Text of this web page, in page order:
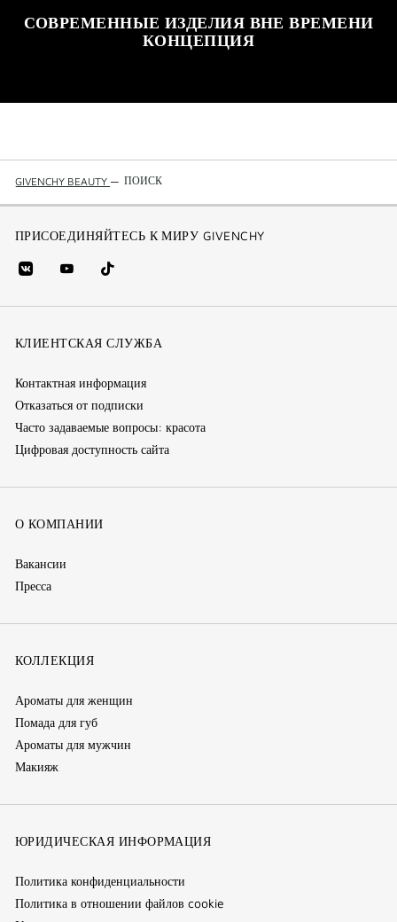
СОВРЕМЕННЫЕ ИЗДЕЛИЯ ВНЕ ВРЕМЕНИ
КОНЦЕПЦИЯ
GIVENCHY BEAUTY — ПОИСК
ПРИСОЕДИНЯЙТЕСЬ К МИРУ GIVENCHY
vk
(new
youtube
(новое
Tik
Tok
окно)
КЛИЕНТСКАЯ СЛУЖБА
Контактная информация
Отказаться от подписки
Часто задаваемые вопросы: красота
Цифровая доступность сайта
О КОМПАНИИ
Вакансии
Пресса
КОЛЛЕКЦИЯ
Ароматы для женщин
Помада для губ
Ароматы для мужчин
Макияж
ЮРИДИЧЕСКАЯ ИНФОРМАЦИЯ
Политика конфиденциальности
Политика в отношении файлов cookie